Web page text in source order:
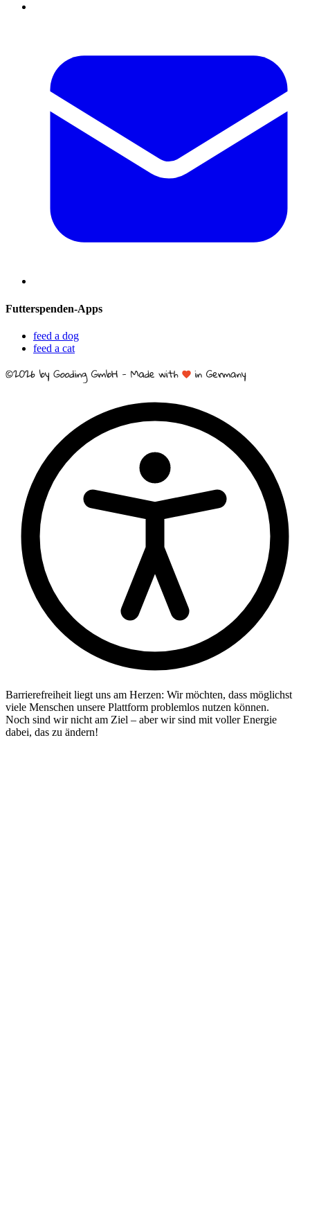
Futterspenden-Apps
feed a dog
feed a cat
Barrierefreiheit liegt uns am Herzen: Wir möchten, dass möglichst
viele Menschen unsere Plattform problemlos nutzen können.
Noch sind wir nicht am Ziel – aber wir sind mit voller Energie
dabei, das zu ändern!